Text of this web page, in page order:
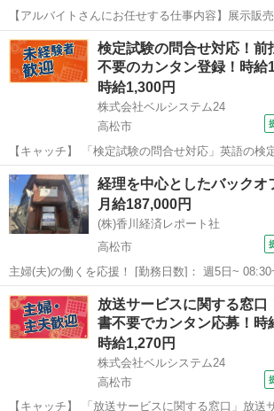
【アルバイトさんにお任せする仕事内容】展示販
主婦(夫)の方活躍中 子育てしながら無理なく勤務
客、販売の経験を活かしたい方も大歓迎! 30代～
のある方も、充実の研修でサポ...
アルバイト・パート
検定試験の問合せ対応！前
不要のカンタン登録！時
時給1,300円
株式会社ベルシステム24
高松市
【キャッチ】 「検定試験の問合せ対応」英語の検
未経験OK！土日祝基本休み！週3日～！服装自由 【コメント】 ベルシ
ステム24には経験や資格一切不問のお仕事も多数(^^♪ ＃扶養内・
ーク ＃週2のスキ...
香川 高松市 電話対応
経理を中心としたバックオ
月給187,000円
(株)香川経済レポート社
高松市
主婦(夫)の働くを応援！ [勤務日数]： 週5日~ 08:30~17:30 月/火/水/木/
金 [勤務地・最寄駅]： 香川県高松市古新町１－８ 富士ロイヤルビル
２階 (株)香川経済レポート社 片原町(香川県)駅徒
香川 高松市 経理
放送サービスに関する窓口
書不要でカンタン応募！
時給1,270円
株式会社ベルシステム24
高松市
【キャッチ】 「放送サービスに関する窓口」放送